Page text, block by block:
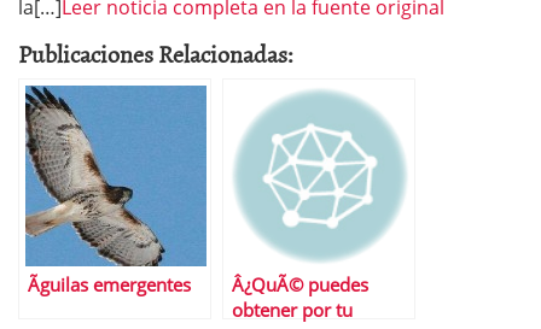
la[…]Leer noticia completa en la fuente original
Publicaciones Relacionadas:
Ãguilas emergentes
Â¿QuÃ© puedes
obtener por tu